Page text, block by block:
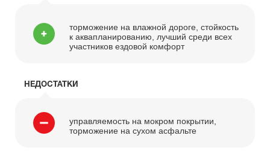
торможение на влажной дороге, стойкость
к аквапланированию, лучший среди всех
участников ездовой комфорт
НЕДОСТАТКИ
управляемость на мокром покрытии,
торможение на сухом асфальте